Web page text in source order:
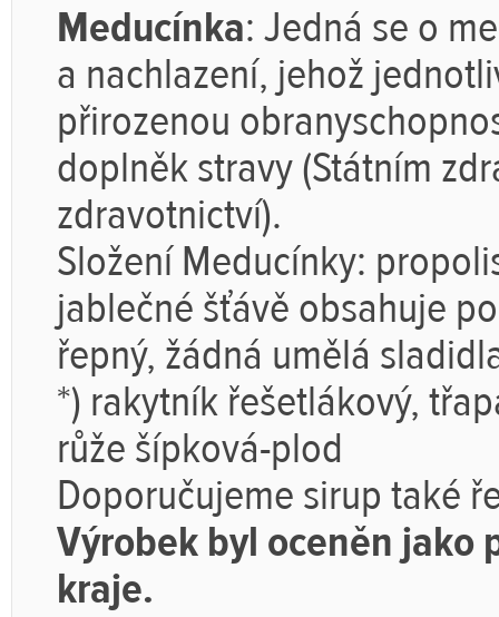
Meducínka: Jedná se o
a nachlazení, jehož
přirozenou
doplněk stravy (Státním
zdravotnictví).
Složení Meducínky:
jablečné šťávě obsahuje
řepný, žádná umělá
*) rakytník řešetlákový,
růže šípková-plod
Doporučujeme sirup také
Výrobek byl oceněn jako
kraje.